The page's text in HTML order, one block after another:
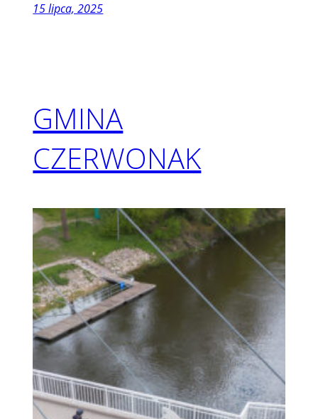
15 lipca, 2025
GMINA
CZERWONAK